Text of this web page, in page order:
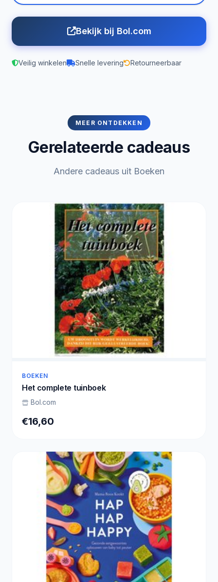
Bekijk bij Bol.com
Veilig winkelen Snelle levering Retourneerbaar
MEER ONTDEKKEN
Gerelateerde cadeaus
Andere cadeaus uit Boeken
BOEKEN
Het complete tuinboek
Bol.com
€16,60